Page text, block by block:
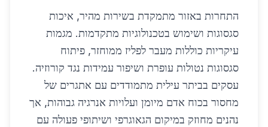
התחרות באזור מתמקדת בשירות מהיר, איכות
סגסוגות ושימוש בטכנולוגיות מתקדמות. מגמות
עיקריות כוללות מעבר לפליז ממוחזר, פיתוח
סגסוגות נטולות עופרת ושיפור עמידות נגד קורוזיה.
עסקים בביתר עילית מתמודדים עם אתגרים של
מחסור בכוח אדם מיומן ועלויות אנרגיה גבוהות, אך
נהנים מחוזק במיקום הגאוגרפי ושיתופי פעולה עם